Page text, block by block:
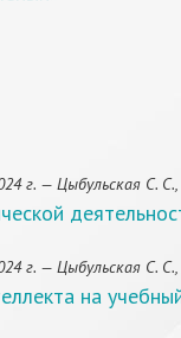
г. — Цыбульская С. С.,
г. — Цыбульская С. С.,
на